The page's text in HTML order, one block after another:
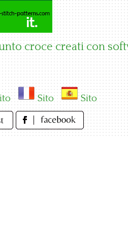
croce creati con
Sito Sito